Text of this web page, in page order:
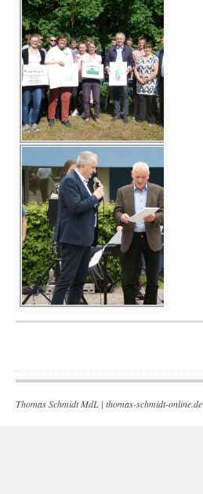
Thomas Schmidt MdL | thomas-schmidt-online.de